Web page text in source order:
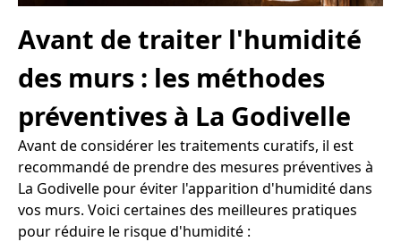
Avant de traiter l'humidité
des murs : les méthodes
préventives à La Godivelle
Avant de considérer les traitements curatifs, il est
recommandé de prendre des mesures préventives à
La Godivelle pour éviter l'apparition d'humidité dans
vos murs. Voici certaines des meilleures pratiques
pour réduire le risque d'humidité :